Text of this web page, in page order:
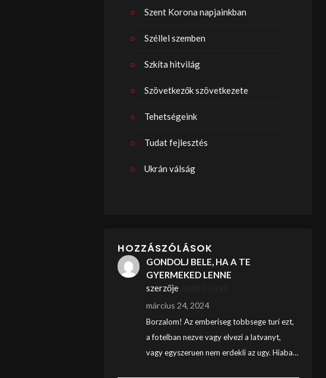
Szent Korona napjainkban
Széllel szemben
Szkíta hitvilág
Szövetkezők szövetkezete
Tehetségeink
Tudat fejlesztés
Ukrán válság
HOZZÁSZÓLÁSOK
GONDOLJ BELE, HA A TE
GYERMEKED LENNE
szerzője
március 24, 2024
Borzalom! Az emberiseg tobbsege turi ezt,
a fotelban nezve vagy elvezi a latvanyt,
vagy egyszeruen nem erdekli az ugy. Hiaba…